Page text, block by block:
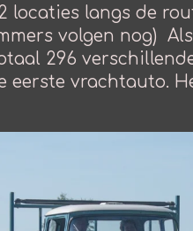
locaties langs de
volgen nog)
296
eerste vrachtauto.